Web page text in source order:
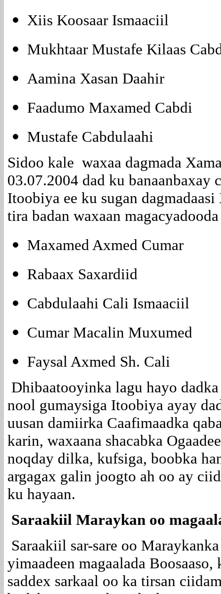
Xiis Koosaar Ismaaciil
Mukhtaar Mustafe Kilaas
Aamina Xasan Daahir
Faadumo Maxamed Cabdi
Mustafe Cabdulaahi
Sidoo kale waxaa dagmada
03.07.2004 dad ku banaanbaxay
Itoobiya ee ku sugan
tira badan waxaan
Maxamed Axmed Cumar
Rabaax Saxardiid
Cabdulaahi Cali Ismaaciil
Cumar Macalin Muxumed
Faysal Axmed Sh. Cali
Dhibaatooyinka lagu hayo
nool gumaysiga Itoobiya ayay
uusan damiirka Caafimaadka
karin, waxaana shacabka
noqday dilka, kufsiga, boobka
argagax galin joogto ah oo ay
ku hayaan.
Saraakiil Maraykan oo
Saraakiil sar-sare oo
yimaadeen magaalada
saddex sarkaal oo ka tirsan